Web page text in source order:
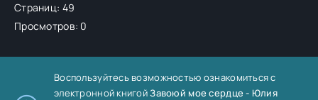
Страниц: 49
Просмотров: 0
Воспользуйтесь возможностью ознакомиться с
электронной книгойЗавоюй мое сердце - Юлия